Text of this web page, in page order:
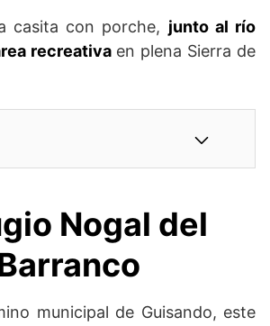
casita con porche, junto al río
recreativaen plena Sierra de
Nogal del
municipal de Guisando, este